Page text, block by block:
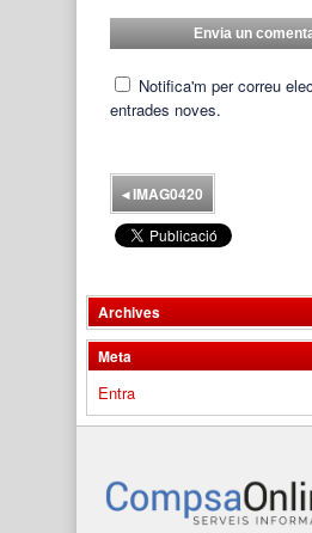
Notifica'm per correu
entrades noves.
◂IMAG0420
Archives
Meta
Entra